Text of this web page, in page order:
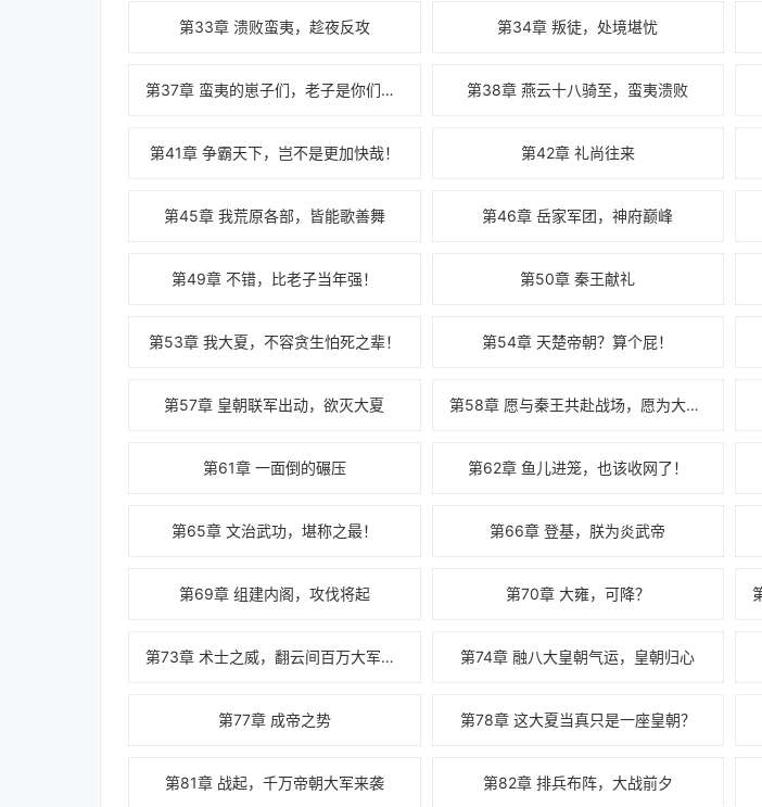
第33章 溃败蛮夷，趁夜反攻 第34章 叛徒，处境堪忧
第37章 蛮夷的崽子们，老子是你们爹！ 第38章 燕云十八骑至，蛮夷溃败
第41章 争霸天下，岂不是更加快哉！ 第42章 礼尚往来
第45章 我荒原各部，皆能歌善舞 第46章 岳家军团，神府巅峰
第49章 不错，比老子当年强！ 第50章 秦王献礼
第53章 我大夏，不容贪生怕死之辈！ 第54章 天楚帝朝？算个屁！
第57章 皇朝联军出动，欲灭大夏 第58章 愿与秦王共赴战场，愿为大夏战至最后一滴鲜血！
第61章 一面倒的碾压 第62章 鱼儿进笼，也该收网了！
第65章 文治武功，堪称之最！ 第66章 登基，朕为炎武帝
第69章 组建内阁，攻伐将起 第70章 大雍，可降？
第73章 术士之威，翻云间百万大军不可敌 第74章 融八大皇朝气运，皇朝归心
第77章 成帝之势 第78章 这大夏当真只是一座皇朝？
第81章 战起，千万帝朝大军来袭 第82章 排兵布阵，大战前夕